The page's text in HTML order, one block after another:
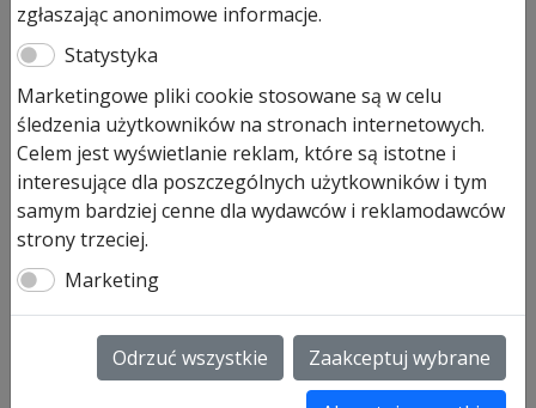
Zamek drzwi przejściowych do
bram SPU40
262,00
Pozostało tylko: 1 (może być zamówiony)
Dodaj do koszyka
zgłaszając anonimowe informacje.
Statystyka
Marketingowe pliki cookie stosowane są w celu
śledzenia użytkowników na stronach internetowych.
Celem jest wyświetlanie reklam, które są istotne i
interesujące dla poszczególnych użytkowników i tym
samym bardziej cenne dla wydawców i reklamodawców
strony trzeciej.
Marketing
Odrzuć wszystkie Zaakceptuj wybrane